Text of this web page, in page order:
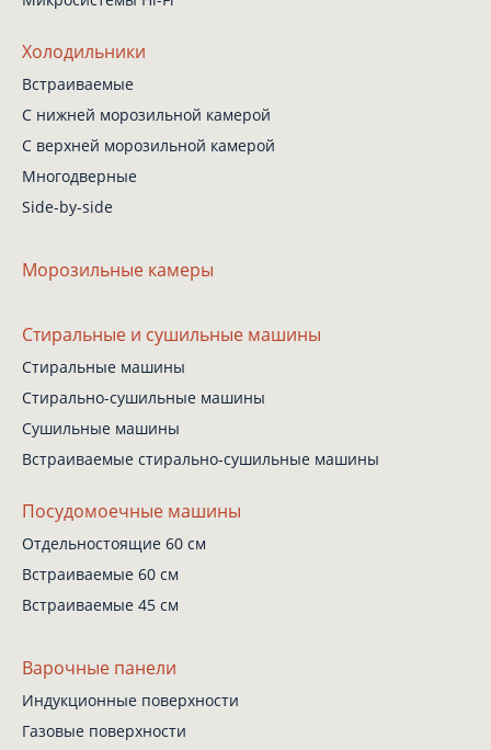
Холодильники
Встраиваемые
С нижней морозильной камерой
С верхней морозильной камерой
Многодверные
Side-by-side
Морозильные камеры
Стиральные и сушильные машины
Стиральные машины
Стирально-сушильные машины
Сушильные машины
Встраиваемые стирально-сушильные машины
Посудомоечные машины
Отдельностоящие 60 см
Встраиваемые 60 см
Встраиваемые 45 см
Варочные панели
Индукционные поверхности
Газовые поверхности